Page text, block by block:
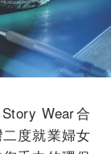
Wear合
度就業婦女